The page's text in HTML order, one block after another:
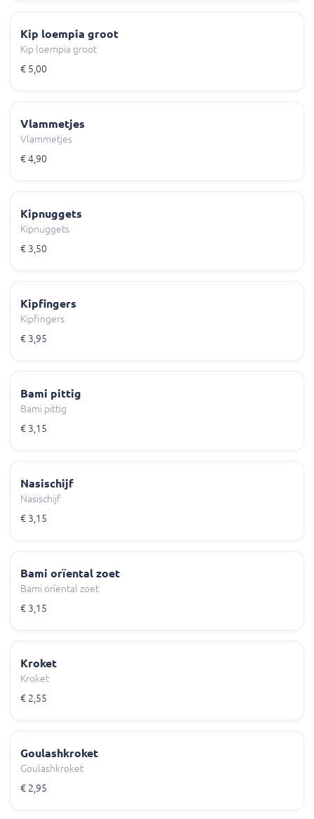
Kip loempia groot
Kip loempia groot
€ 5,00
Vlammetjes
Vlammetjes
€ 4,90
Kipnuggets
Kipnuggets
€ 3,50
Kipfingers
Kipfingers
€ 3,95
Bami pittig
Bami pittig
€ 3,15
Nasischijf
Nasischijf
€ 3,15
Bami orïental zoet
Bami orïental zoet
€ 3,15
Kroket
Kroket
€ 2,55
Goulashkroket
Goulashkroket
€ 2,95